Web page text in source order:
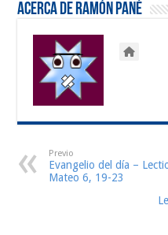
Acerca de Ramón Pané
Previo
Evangelio del día –
Mateo 6, 19-23